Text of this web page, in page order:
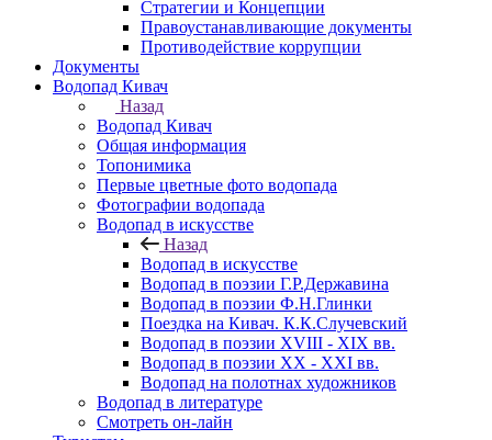
Стратегии и Концепции
Правоустанавливающие документы
Противодействие коррупции
Документы
Водопад Кивач
Назад
Водопад Кивач
Общая информация
Топонимика
Первые цветные фото водопада
Фотографии водопада
Водопад в искусстве
Назад
Водопад в искусстве
Водопад в поэзии Г.Р.Державина
Водопад в поэзии Ф.Н.Глинки
Поездка на Кивач. К.К.Случевский
Водопад в поэзии XVIII - XIX вв.
Водопад в поэзии XX - XXI вв.
Водопад на полотнах художников
Водопад в литературе
Смотреть он-лайн